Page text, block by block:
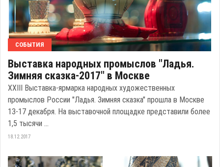
СОБЫТИЯ
Выставка народных промыслов "Ладья.
Зимняя сказка-2017" в Москве
XXIII Выставка-ярмарка народных художественных
промыслов России "Ладья. Зимняя сказка" прошла в Москве
13-17 декабря. На выставочной площадке представили более
1,5 тысячи ...
18.12.2017